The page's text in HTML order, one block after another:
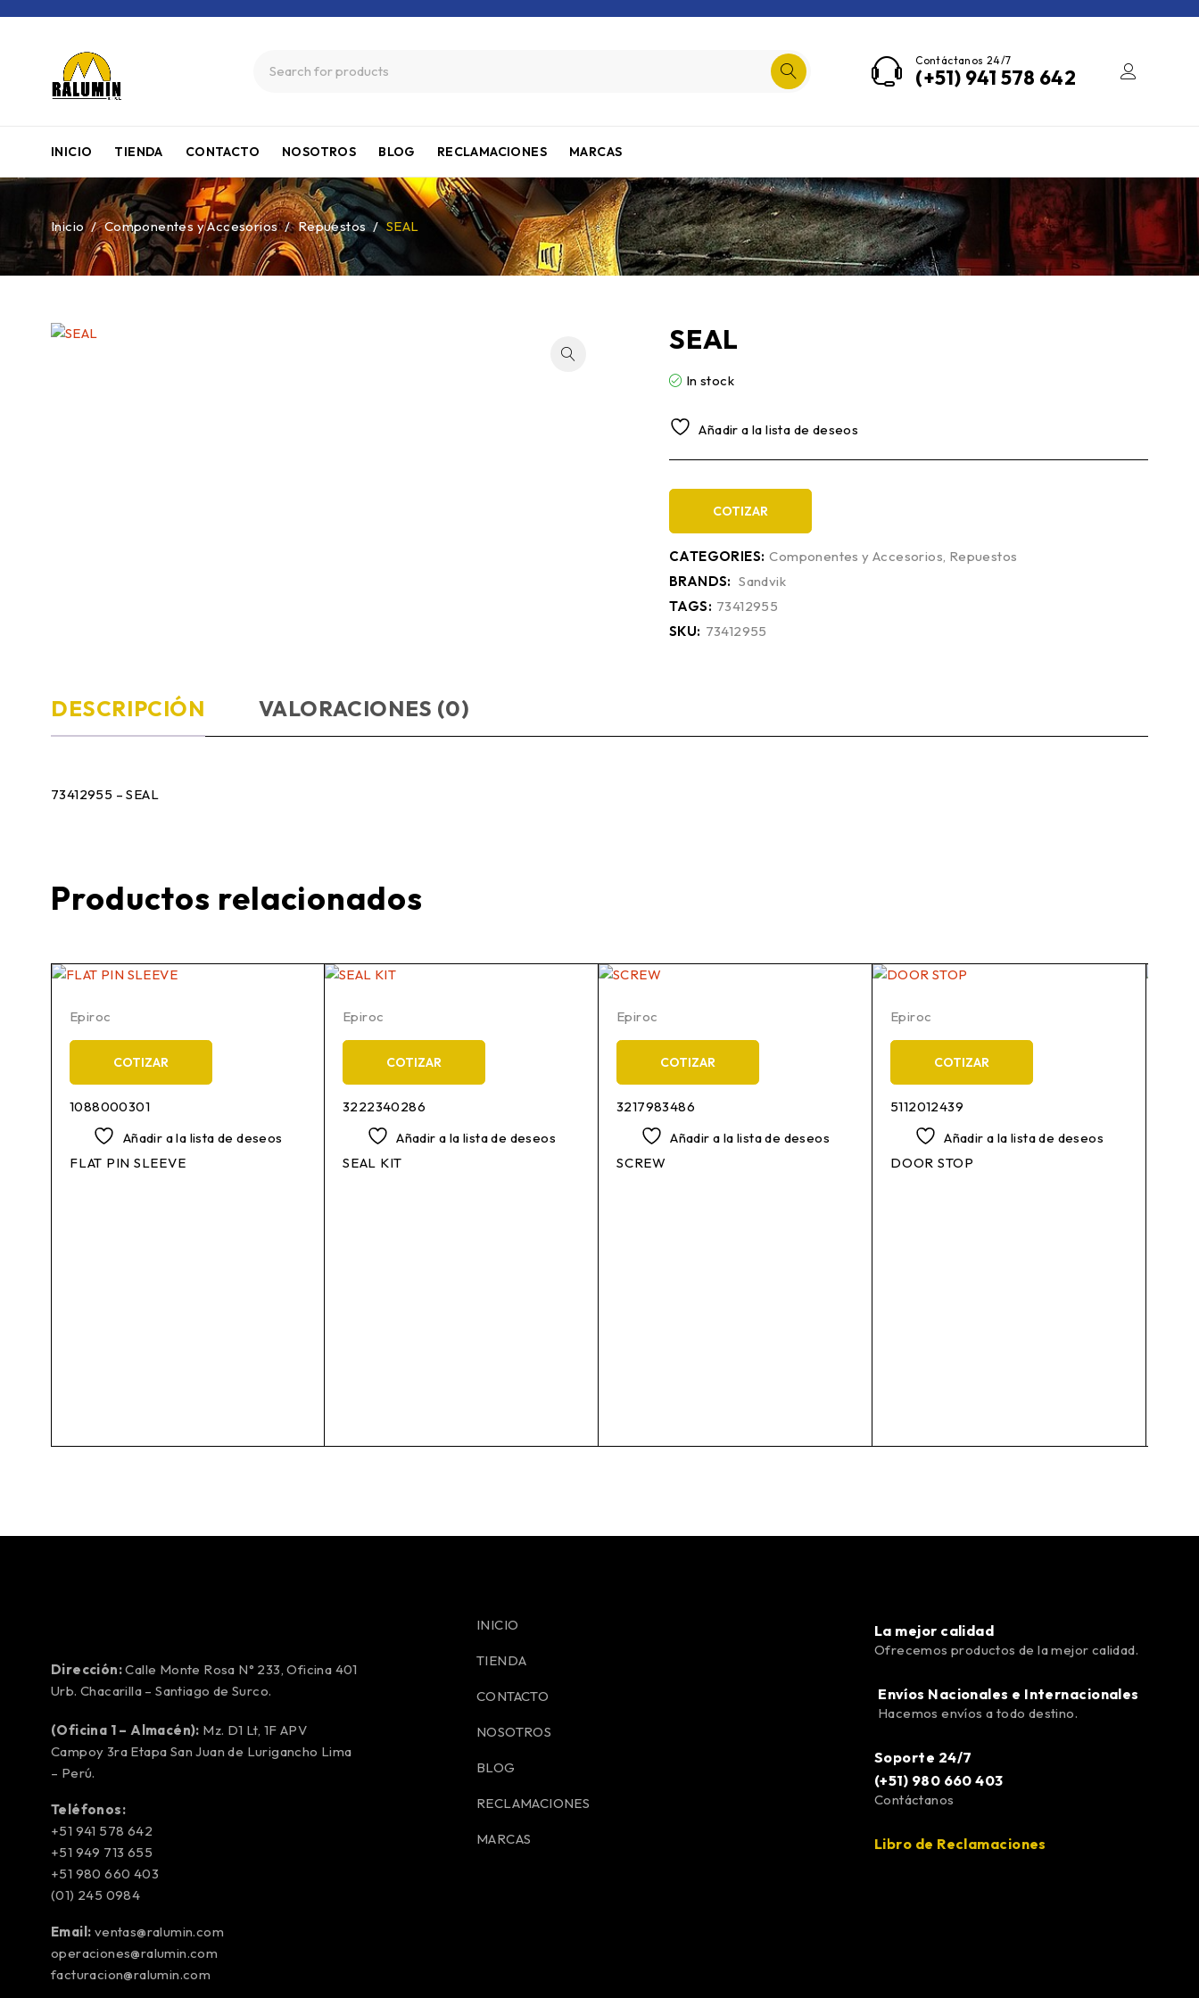
Contáctanos 24/7
(+51) 941 578 642
INICIO TIENDA CONTACTO NOSOTROS BLOG RECLAMACIONES MARCAS
Inicio / Componentes y Accesorios / Repuestos / SEAL
SEAL
In stock
Añadir a la lista de deseos
COTIZAR
CATEGORIES: Componentes y Accesorios, Repuestos
BRANDS: Sandvik
TAGS: 73412955
SKU: 73412955
DESCRIPCIÓN VALORACIONES (0)
73412955 – SEAL
Productos relacionados
Epiroc
COTIZAR
1088000301
Añadir a la lista de deseos
FLAT PIN SLEEVE
Epiroc
COTIZAR
3222340286
Añadir a la lista de deseos
SEAL KIT
Epiroc
COTIZAR
3217983486
Añadir a la lista de deseos
SCREW
Epiroc
COTIZAR
5112012439
Añadir a la lista de deseos
DOOR STOP
Dirección:Calle Monte Rosa N° 233, Oficina 401
Urb. Chacarilla – Santiago de Surco.
(Oficina 1 – Almacén): Mz. D1 Lt, 1F APV
Campoy 3ra Etapa San Juan de Lurigancho Lima
– Perú.
Teléfonos:
+51 941 578 642
+51 949 713 655
+51 980 660 403
(01) 245 0984
Email: ventas@ralumin.com
operaciones@ralumin.com
facturacion@ralumin.com
INICIO
TIENDA
CONTACTO
NOSOTROS
BLOG
RECLAMACIONES
MARCAS
La mejor calidad
Ofrecemos productos de la mejor calidad.
Envíos Nacionales e Internacionales
Hacemos envíos a todo destino.
Soporte 24/7
(+51) 980 660 403
Contáctanos
Libro de Reclamaciones